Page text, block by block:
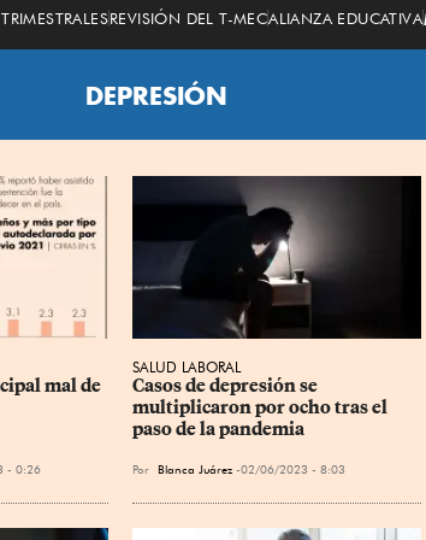
REVISIÓN DEL T-MECALIANZA EDUCATIVA
DEPRESIÓN
mal de
- 0:26
SALUD LABORAL
Casos de depresión se
multiplicaron por ocho tras el
paso de la pandemia
Por Blanca Juárez 02/06/2023 - 8:03